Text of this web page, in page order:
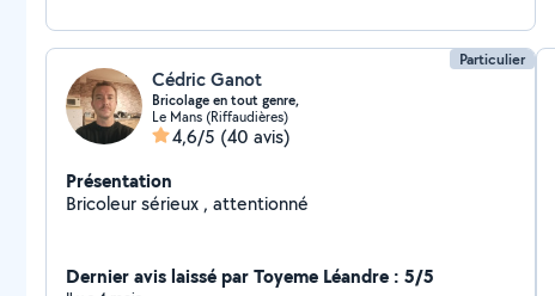
Particulier
Cédric Ganot
Bricolage en tout genre,
Le Mans (Riffaudières)
4,6/5 (40 avis)
Présentation
Bricoleur sérieux , attentionné
Dernier avis laissé par Toyeme Léandre : 5/5